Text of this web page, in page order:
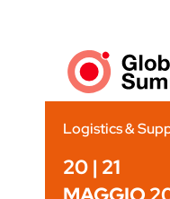
Logistics &
20 | 21